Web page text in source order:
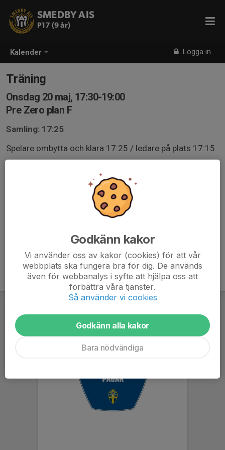
Kalender Logga in
SMEDBY AIS
P17 (9 år)
Träning
Onsdag 20 maj, 17:30-19:00
Pre Zero plan F
Samling: 17:25
Spelare ombytta och klara 17:25 / ledare på plats 17:15
Godkänn kakor
Vi använder oss av kakor (cookies) för att vår
webbplats ska fungera bra för dig. De används
även för webbanalys i syfte att hjälpa oss att
förbättra våra tjänster.
Så använder vi cookies
Godkänn alla kakor
Bara nödvändiga